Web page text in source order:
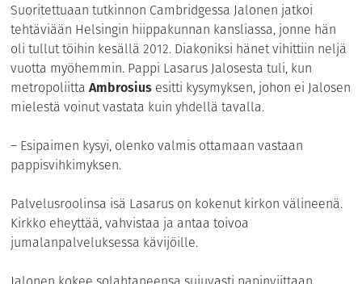
Suoritettuaan tutkinnon Cambridgessa Jalonen jatkoi
tehtäviään Helsingin hiippakunnan kansliassa, jonne hän
oli tullut töihin kesällä 2012. Diakoniksi hänet vihittiin neljä
vuotta myöhemmin. Pappi Lasarus Jalosesta tuli, kun
metropoliittaAmbrosius esitti kysymyksen, johon ei Jalosen
mielestä voinut vastata kuin yhdellä tavalla.
– Esipaimen kysyi, olenko valmis ottamaan vastaan
pappisvihkimyksen.
Palvelusroolinsa isä Lasarus on kokenut kirkon välineenä.
Kirkko eheyttää, vahvistaa ja antaa toivoa
jumalanpalveluksessa kävijöille.